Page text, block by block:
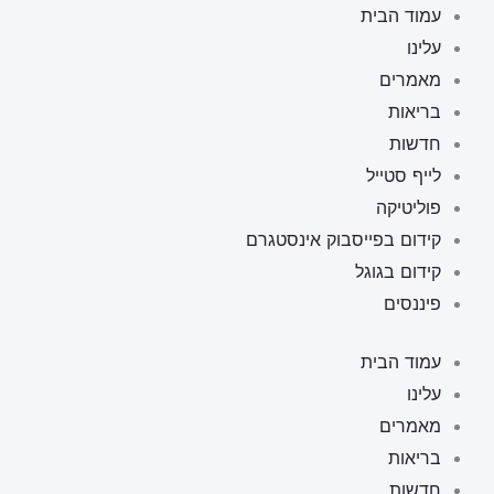
לתוכן
עמוד הבית
עלינו
מאמרים
בריאות
חדשות
לייף סטייל
פוליטיקה
קידום בפייסבוק אינסטגרם
קידום בגוגל
פיננסים
עמוד הבית
עלינו
מאמרים
בריאות
חדשות